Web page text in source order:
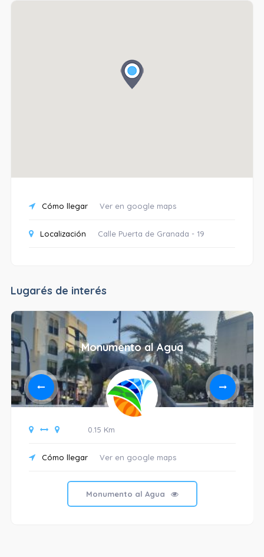
Cómo llegar Ver en google maps
Localización Calle Puerta de Granada - 19
Lugarés de interés
Monumento al Agua
0.15 Km
Cómo llegar Ver en google maps
Monumento al Agua